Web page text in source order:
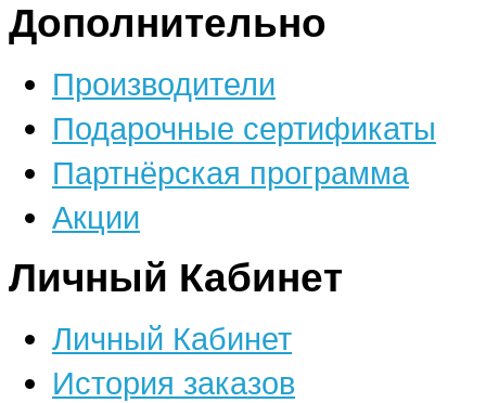
Дополнительно
Производители
Подарочные сертификаты
Партнёрская программа
Акции
Личный Кабинет
Личный Кабинет
История заказов